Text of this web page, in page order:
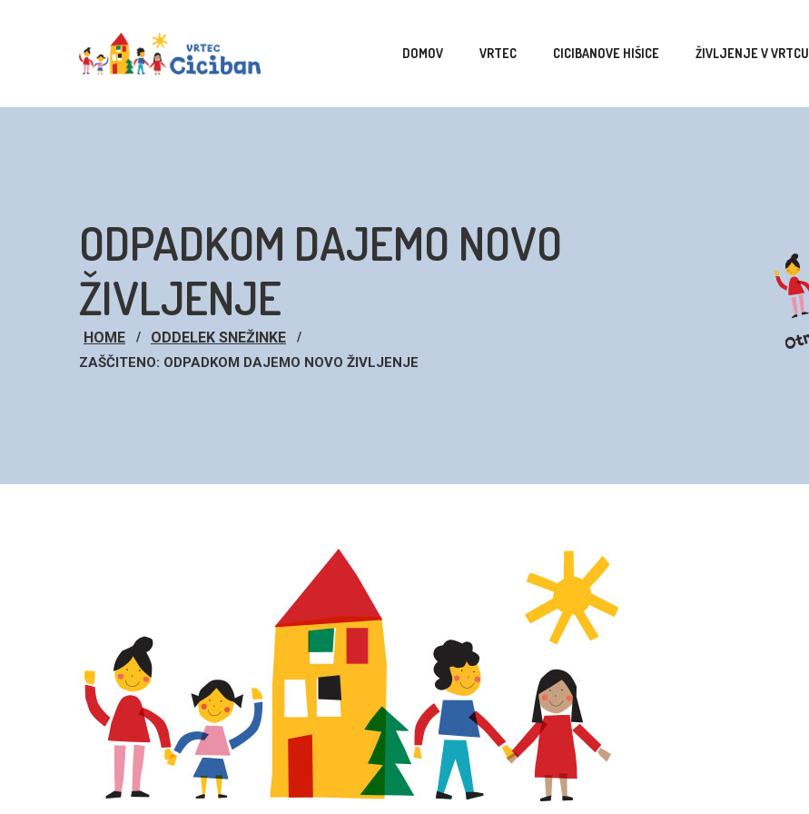
DOMOV VRTEC CICIBANOVE HIŠICE ŽIVLJENJE V VRTCU
ODPADKOM DAJEMO NOVO
ŽIVLJENJE
HOME ODDELEK SNEŽINKE
ZAŠČITENO: ODPADKOM DAJEMO NOVO ŽIVLJENJE